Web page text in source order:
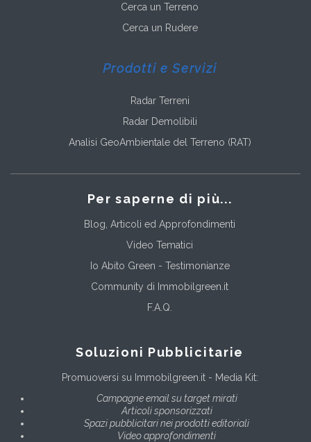
Cerca un Terreno
Cerca un Rudere
Prodotti e Servizi
Radar Terreni
Radar Demolibili
Analisi GeoAmbientale del Terreno (RAT)
Per saperne di più...
Blog, Articoli ed Approfondimenti
Video Tematici
Io Abito Green - Testimonianze
Community di Immobilgreen.it
F.A.Q.
Soluzioni Pubblicitarie
Promuoversi su Immobilgreen.it - Media Kit:
Campagne email su target mirati
Articoli sponsorizzati
Spazi pubblicitari nei prodotti editoriali
Video approfondimenti